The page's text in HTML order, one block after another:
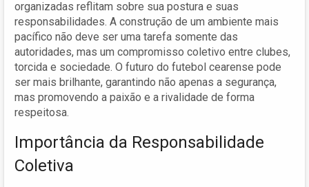
organizadas reflitam sobre sua postura e suas
responsabilidades. A construção de um ambiente mais
pacífico não deve ser uma tarefa somente das
autoridades, mas um compromisso coletivo entre clubes,
torcida e sociedade. O futuro do futebol cearense pode
ser mais brilhante, garantindo não apenas a segurança,
mas promovendo a paixão e a rivalidade de forma
respeitosa.
Importância da Responsabilidade
Coletiva